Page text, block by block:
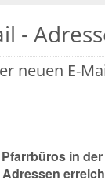
-
neuen E-
in